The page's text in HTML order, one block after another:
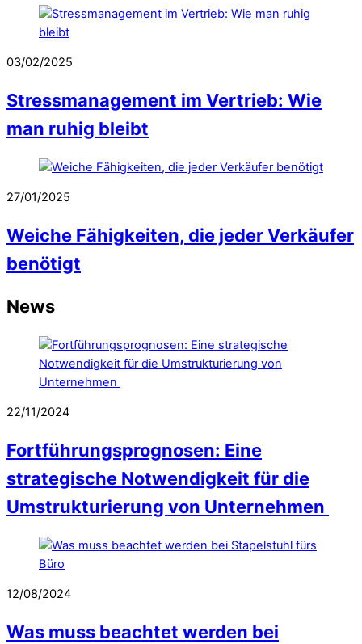
03/02/2025
Stressmanagement im Vertrieb: Wie
man ruhig bleibt
27/01/2025
Weiche Fähigkeiten, die jeder Verkäufer
benötigt
News
22/11/2024
Fortführungsprognosen: Eine
strategische Notwendigkeit für die
Umstrukturierung von Unternehmen
12/08/2024
Was muss beachtet werden bei